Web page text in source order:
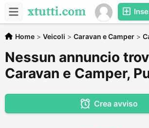
Home > Veicoli > Caravan e Camper >
Nessun annuncio
Caravan e Camper,
Crea avviso